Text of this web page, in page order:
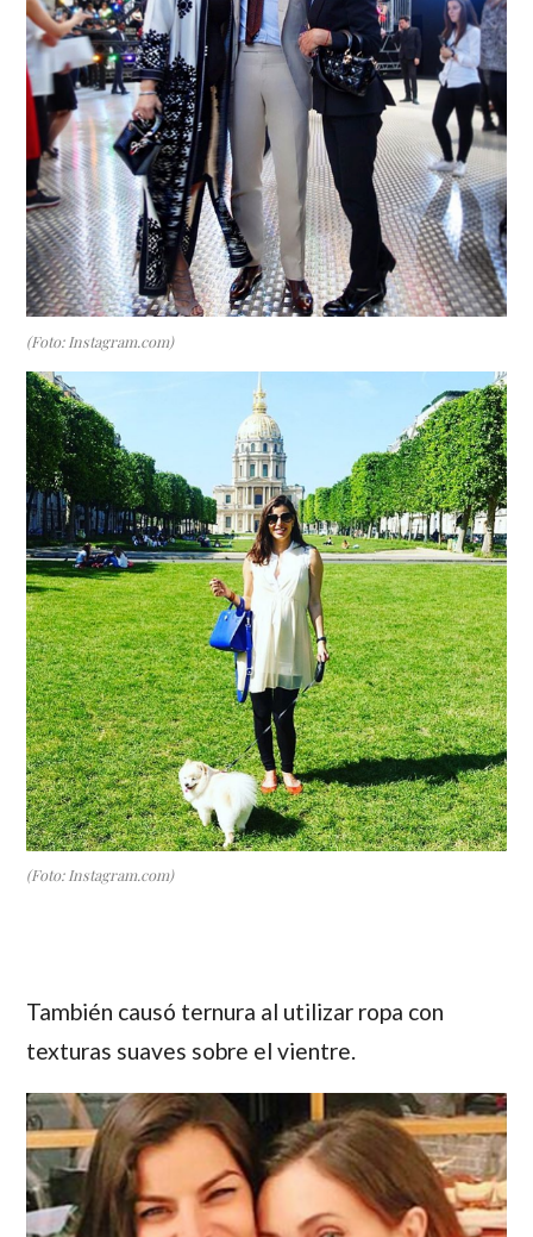
(Foto: Instagram.com)
(Foto: Instagram.com)
También causó ternura al utilizar ropa con
texturas suaves sobre el vientre.